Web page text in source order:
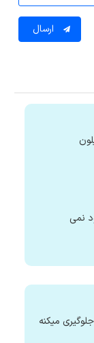
ارسال
نمی
جلوگیری میکنه